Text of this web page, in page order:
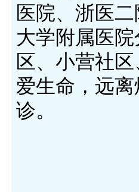
医院、浙医
大学附属医
区、小营社
爱生命，远
诊。